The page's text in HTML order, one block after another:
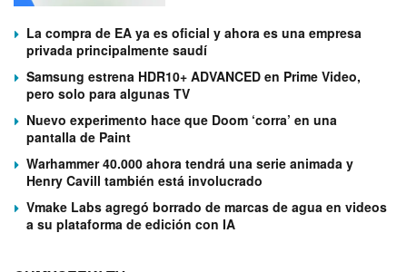
La compra de EA ya es oficial y ahora es una empresa
privada principalmente saudí
Samsung estrena HDR10+ ADVANCED en Prime Video,
pero solo para algunas TV
Nuevo experimento hace que Doom ‘corra’ en una
pantalla de Paint
Warhammer 40.000 ahora tendrá una serie animada y
Henry Cavill también está involucrado
Vmake Labs agregó borrado de marcas de agua en videos
a su plataforma de edición con IA